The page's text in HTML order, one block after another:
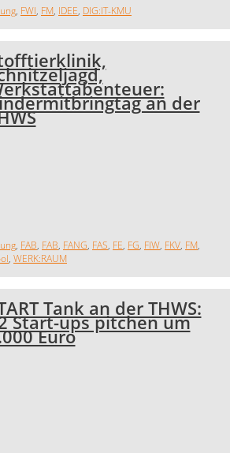
, FWI, FM, IDEE, DIG:IT-KMU
an der
, FAB, FAB, FANG, FAS, FE, FG, FIW, FKV, FM,
, WERK:RAUM
Tank an der THWS:
Start-ups pitchen um
Euro